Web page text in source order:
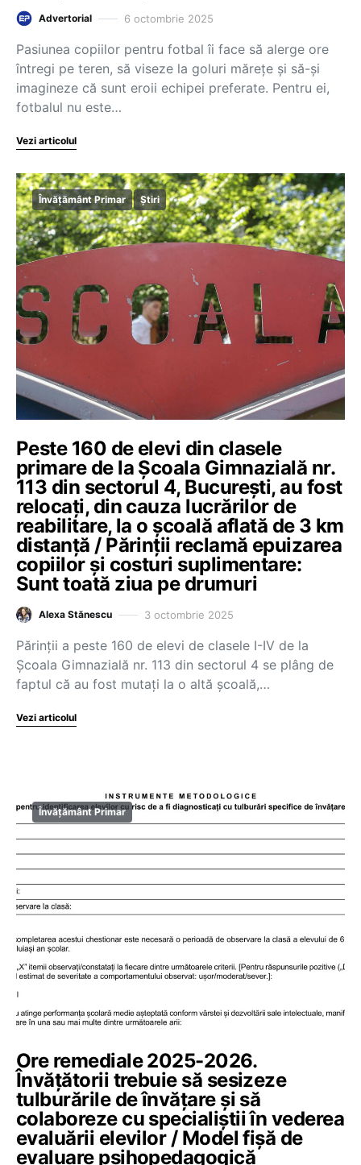
Advertorial 6 octombrie 2025
Pasiunea copiilor pentru fotbal îi face să alerge ore
întregi pe teren, să viseze la goluri mărețe și să-și
imagineze că sunt eroii echipei preferate. Pentru ei,
fotbalul nu este…
Vezi articolul
Învățământ Primar Știri
Peste 160 de elevi din clasele
primare de la Școala Gimnazială nr.
113 din sectorul 4, București, au fost
relocați, din cauza lucrărilor de
reabilitare, la o școală aflată de 3 km
distanță / Părinții reclamă epuizarea
copiilor și costuri suplimentare:
Sunt toată ziua pe drumuri
Alexa Stănescu 3 octombrie 2025
Părinții a peste 160 de elevi de clasele I-IV de la
Școala Gimnazială nr. 113 din sectorul 4 se plâng de
faptul că au fost mutați la o altă școală,…
Vezi articolul
Învățământ Primar
Ore remediale 2025-2026.
Învățătorii trebuie să sesizeze
tulburările de învățare și să
colaboreze cu specialiștii în vederea
evaluării elevilor / Model fișă de
evaluare psihopedagogică